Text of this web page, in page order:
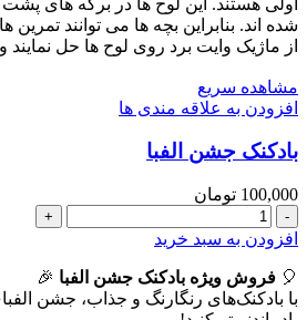
(کپی)
عدد
شده اند. بنابراین بچه ها می توانند تمرین
از ماژیک وایت برد روی لوح ها حل نمایند و
مشاهده سریع
افزودن به علاقه مندی ها
بادکنک جشن الفبا
100,000 تومان
بادکنک
جشن
عدد
افزودن به سبد خرید
🎈 فروش ویژه بادکنک جشن الفبا 🎉
با بادکنک‌های رنگارنگ و جذاب، جشن